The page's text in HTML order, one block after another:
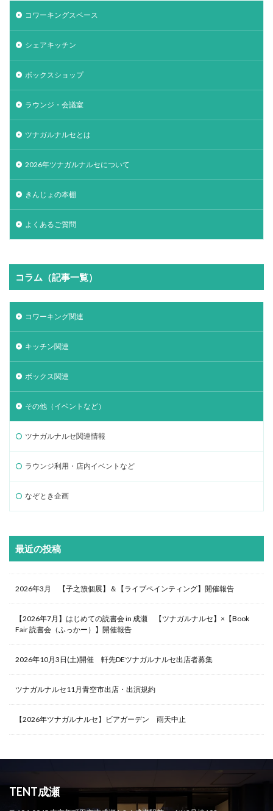
コワーキングスペース
シェアキッチン
ボックスショップ
ラウンジ・会議室
ツナガルナルセとは
2026年ツナガルナルセについて
きんじょの本棚
よくあるご質問
コラム（記事一覧）
コワーキング関連
キッチン関連
ボックス関連
その他（イベントなど）
ツナガルナルセ関連情報
ラウンジ利用・店内イベントなど
なぞとき企画
最近の投稿
2026年3月 【子之籏個展】＆【ライブペインティング】開催報告
【2026年7月】はじめての読書会 in 成瀬 【ツナガルナルセ】×【Book
Fair 読書会（ふっかー）】開催報告
2026年10月3日(土)開催 軒先DEツナガルナルセ出店者募集
ツナガルナルセ11月青空市出店・出演規約
【2026年ツナガルナルセ】ビアガーデン 雨天中止
TENT成瀬